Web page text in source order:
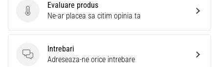
Evaluare produs
Evaluare produs
Ne-ar placea sa citim opinia ta
Intrebari
Intrebari
Adreseaza-ne orice intrebare